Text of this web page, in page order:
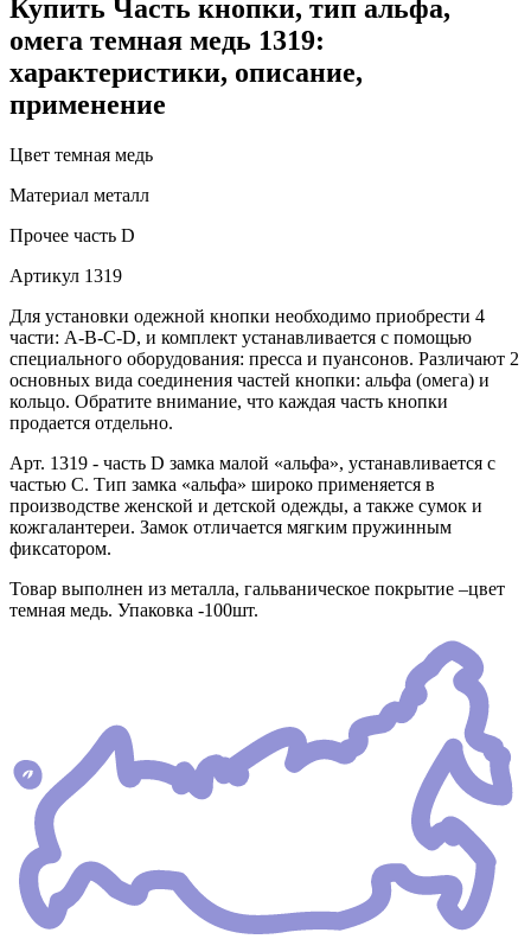
Купить Часть кнопки, тип альфа,
омега темная медь 1319:
характеристики, описание,
применение
Цвет темная медь
Материал металл
Прочее часть D
Артикул 1319
Для установки одежной кнопки необходимо приобрести 4
части: A-B-C-D, и комплект устанавливается с помощью
специального оборудования: пресса и пуансонов. Различают 2
основных вида соединения частей кнопки: альфа (омега) и
кольцо. Обратите внимание, что каждая часть кнопки
продается отдельно.
Арт. 1319 - часть D замка малой «альфа», устанавливается с
частью С. Тип замка «альфа» широко применяется в
производстве женской и детской одежды, а также сумок и
кожгалантереи. Замок отличается мягким пружинным
фиксатором.
Товар выполнен из металла, гальваническое покрытие –цвет
темная медь. Упаковка -100шт.